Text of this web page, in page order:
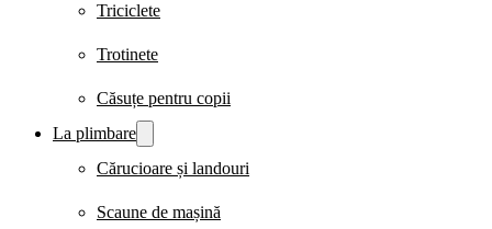
Triciclete
Trotinete
Căsuțe pentru copii
La plimbare
Cărucioare și landouri
Scaune de mașină